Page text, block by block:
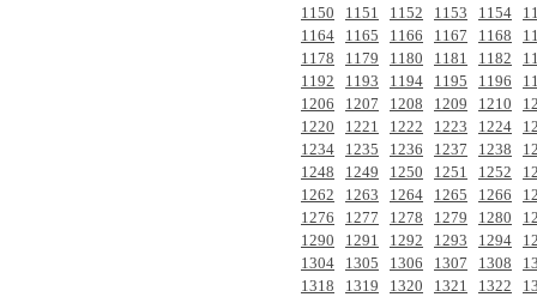
1150
1151 1152 1153 1154
1164
1165 1166 1167 1168
1178
1179 1180 1181 1182
1192
1193 1194 1195 1196
1206
1207 1208 1209 1210
1220
1221 1222 1223 1224
1234
1235 1236 1237 1238
1248
1249 1250 1251 1252
1262
1263 1264 1265 1266
1276
1277 1278 1279 1280
1290
1291 1292 1293 1294
1304
1305 1306 1307 1308
1318
1319 1320 1321 1322